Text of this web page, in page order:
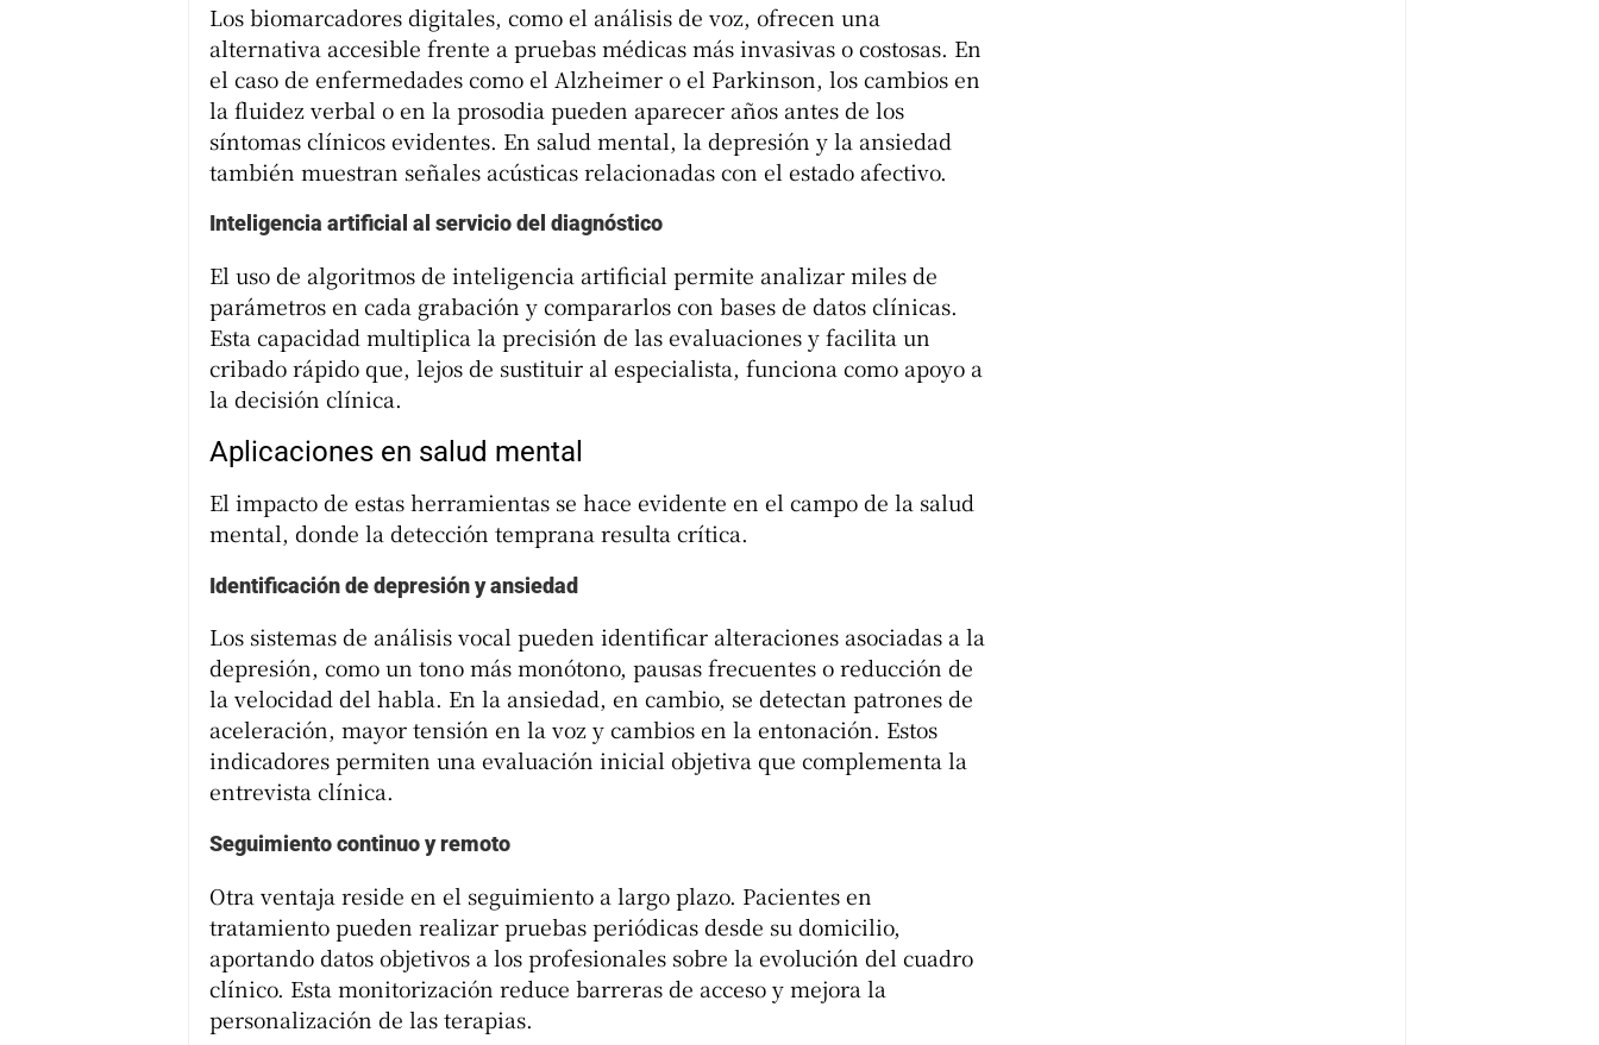
Los biomarcadores digitales, como el análisis de voz, ofrecen una
alternativa accesible frente a pruebas médicas más invasivas o costosas. En
el caso de enfermedades como el Alzheimer o el Parkinson, los cambios en
la fluidez verbal o en la prosodia pueden aparecer años antes de los
síntomas clínicos evidentes. En salud mental, la depresión y la ansiedad
también muestran señales acústicas relacionadas con el estado afectivo.
Inteligencia artificial al servicio del diagnóstico
El uso de algoritmos de inteligencia artificial permite analizar miles de
parámetros en cada grabación y compararlos con bases de datos clínicas.
Esta capacidad multiplica la precisión de las evaluaciones y facilita un
cribado rápido que, lejos de sustituir al especialista, funciona como apoyo a
la decisión clínica.
Aplicaciones en salud mental
El impacto de estas herramientas se hace evidente en el campo de la salud
mental, donde la detección temprana resulta crítica.
Identificación de depresión y ansiedad
Los sistemas de análisis vocal pueden identificar alteraciones asociadas a la
depresión, como un tono más monótono, pausas frecuentes o reducción de
la velocidad del habla. En la ansiedad, en cambio, se detectan patrones de
aceleración, mayor tensión en la voz y cambios en la entonación. Estos
indicadores permiten una evaluación inicial objetiva que complementa la
entrevista clínica.
Seguimiento continuo y remoto
Otra ventaja reside en el seguimiento a largo plazo. Pacientes en
tratamiento pueden realizar pruebas periódicas desde su domicilio,
aportando datos objetivos a los profesionales sobre la evolución del cuadro
clínico. Esta monitorización reduce barreras de acceso y mejora la
personalización de las terapias.